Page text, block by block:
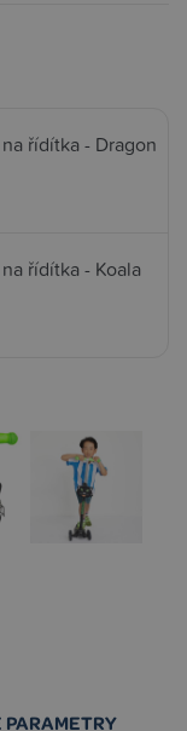
řídítka - Dragon
řídítka - Koala
PARAMETRY